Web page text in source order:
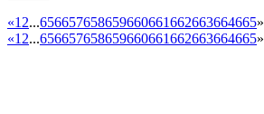
«1 2...656657658659660661662663664665»
«1 2...656657658659660661662663664665»